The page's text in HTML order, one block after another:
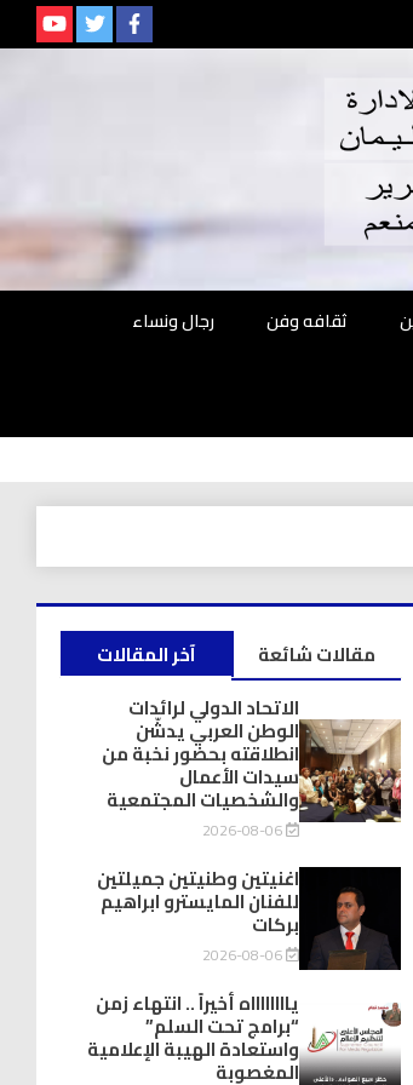
ثقافه وفن
رجال ونساء
آخر المقالات
مقالات شائعة
الاتحاد الدولي لرائدات
الوطن العربي يدشّن
انطلاقته بحضور نخبة من
سيدات الأعمال
والشخصيات المجتمعية
2026-08-06
اغنيتين وطنيتين جميلتين
للفنان المايسترو ابراهيم
بركات
2026-08-06
يااااااااه أخيراً .. انتهاء زمن
“برامج تحت السلم”
واستعادة الهيبة الإعلامية
المغصوبة